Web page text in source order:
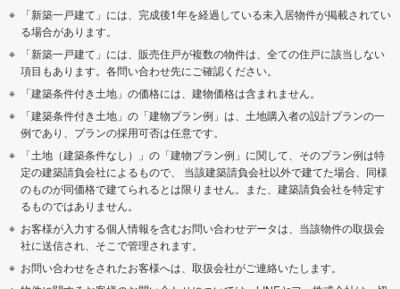
「新築一戸建て」には、完成後1年を経過している未入居物件が掲載されてい
る場合があります。
「新築一戸建て」には、販売住戸が複数の物件は、全ての住戸に該当しない
項目もあります。各問い合わせ先にご確認ください。
「建築条件付き土地」の価格には、建物価格は含まれません。
「建築条件付き土地」の「建物プラン例」は、土地購入者の設計プランの一
例であり、プランの採用可否は任意です。
「土地（建築条件なし）」の「建物プラン例」に関して、そのプラン例は特
定の建築請負会社によるもので、 当該建築請負会社以外で建てた場合、同様
のものが同価格で建てられるとは限りません。また、建築請負会社を特定す
るものではありません。
お客様が入力する個人情報を含むお問い合わせデータは、当該物件の取扱会
社に送信され、そこで管理されます。
お問い合わせをされたお客様へは、取扱会社がご連絡いたします。